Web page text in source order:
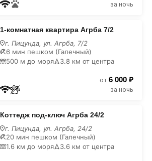
за ночь
1-комнатная квартира Агрба 7/2
г. Пицунда, ул. Агрба, 7/2
6 мин пешком (Галечный)
500 м до моря
3.8 км от центра
от 6 000 ₽
за ночь
Коттедж под-ключ Агрба 24/2
г. Пицунда, ул. Агрба, 24/2
20 мин пешком (Галечный)
1.6 км до моря
3.6 км от центра